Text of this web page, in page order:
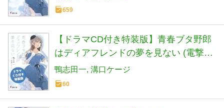
659
【ドラマCD付き特装版】青春ブタ野郎
はディアフレンドの夢を見ない (電撃文
庫)
鴨志田一 溝口ケージ
60